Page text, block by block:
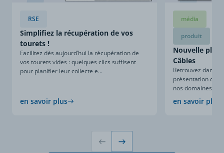
RSE
Simplifiez la récupération de vos
tourets !
Facilitez dès aujourd’hui la récupération de
vos tourets vides : quelques clics suffisent
pour planifier leur collecte e...
en savoir plus
média
produit
Nouvelle
Câbles
Retrouvez dans
présentation
nos domaines
en savoir plus